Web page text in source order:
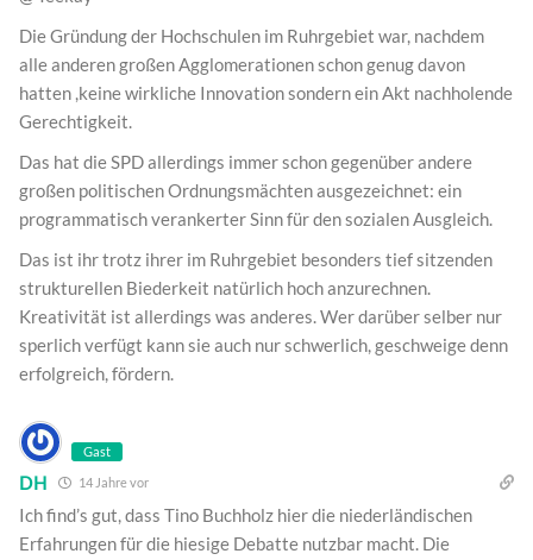
Die Gründung der Hochschulen im Ruhrgebiet war, nachdem
alle anderen großen Agglomerationen schon genug davon
hatten ,keine wirkliche Innovation sondern ein Akt nachholende
Gerechtigkeit.
Das hat die SPD allerdings immer schon gegenüber andere
großen politischen Ordnungsmächten ausgezeichnet: ein
programmatisch verankerter Sinn für den sozialen Ausgleich.
Das ist ihr trotz ihrer im Ruhrgebiet besonders tief sitzenden
strukturellen Biederkeit natürlich hoch anzurechnen.
Kreativität ist allerdings was anderes. Wer darüber selber nur
sperlich verfügt kann sie auch nur schwerlich, geschweige denn
erfolgreich, fördern.
Gast
DH 14 Jahre vor
Ich find’s gut, dass Tino Buchholz hier die niederländischen
Erfahrungen für die hiesige Debatte nutzbar macht. Die